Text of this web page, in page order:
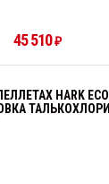
45 510₽
HARK